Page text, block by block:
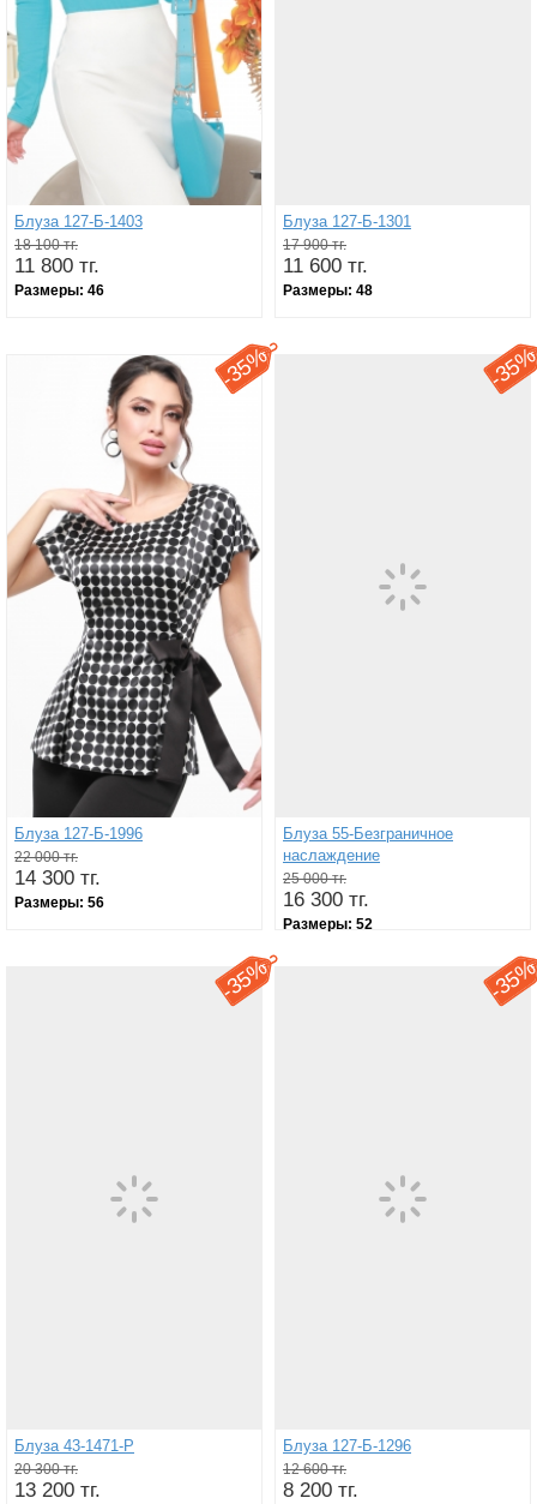
Блуза 127-Б-1403
18 100 тг.
11 800 тг.
Размеры: 46
Блуза 127-Б-1301
17 900 тг.
11 600 тг.
Размеры: 48
-
35%
Блуза 127-Б-1996
22 000 тг.
14 300 тг.
Размеры: 56
-
Блуза 55-Безграничное
наслаждение
25 000 тг.
16 300 тг.
Размеры: 52
-
35%
Блуза 43-1471-Р
20 300 тг.
13 200 тг.
-
Блуза 127-Б-1296
12 600 тг.
8 200 тг.